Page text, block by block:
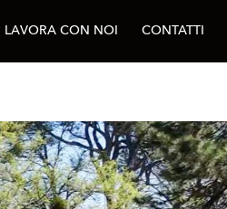
LAVORA CON NOI CONTATTI